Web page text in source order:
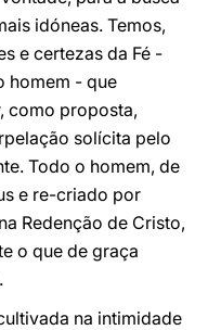
idóneas. Temos,
e certezas da Fé -
homem - que
como proposta,
solícita pelo
Todo o homem, de
e re-criado por
Redenção de Cristo,
o que de graça
na intimidade